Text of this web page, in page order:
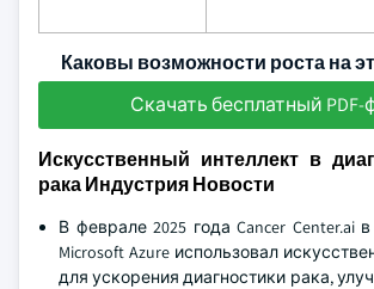
Каковы возможности роста на
Скачать бесплатный PDF-
Искусственный интеллект в
рака Индустрия Новости
В феврале 2025 года Cancer Center.ai
Microsoft Azure использовал
для ускорения диагностики рака,